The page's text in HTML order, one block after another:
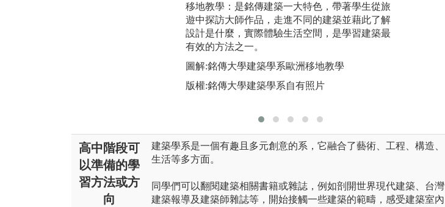
移地教學：是銘傳建築一大特色，帶著學生從旅
遊中探訪大師作品，走進不同的建築並藉此了解
設計是什麼，實際體驗生活空間，是學習建築最
有效的方法之一。
圖解:銘傳大學建築學系歐洲移地教學
版權:銘傳大學建築學系自有照片
高中階段可
以準備的學
習方法或方
向
建築學系是一個有趣且多元創意的系，它融合了藝術、工程、構造、
生活等多方面。
同學們可以翻閱建築相關書籍或雜誌，例如剖開世界現代建築、台灣
建築報導及建築師雜誌等，開始接觸一些建築的範疇，感受建築室內